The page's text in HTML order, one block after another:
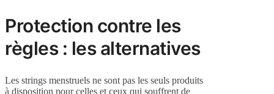
Protection contre les
règles : les alternatives
Les strings menstruels ne sont pas les seuls produits
à disposition pour celles et ceux qui souffrent de